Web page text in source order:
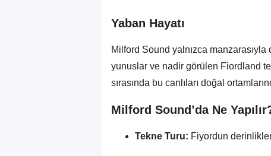
Yaban Hayatı
Milford Sound yalnızca
yunuslar ve nadir görülen Fiordland
sırasında bu canlıları doğal
Milford Sound’da Ne
Tekne Turu: Fiyordun